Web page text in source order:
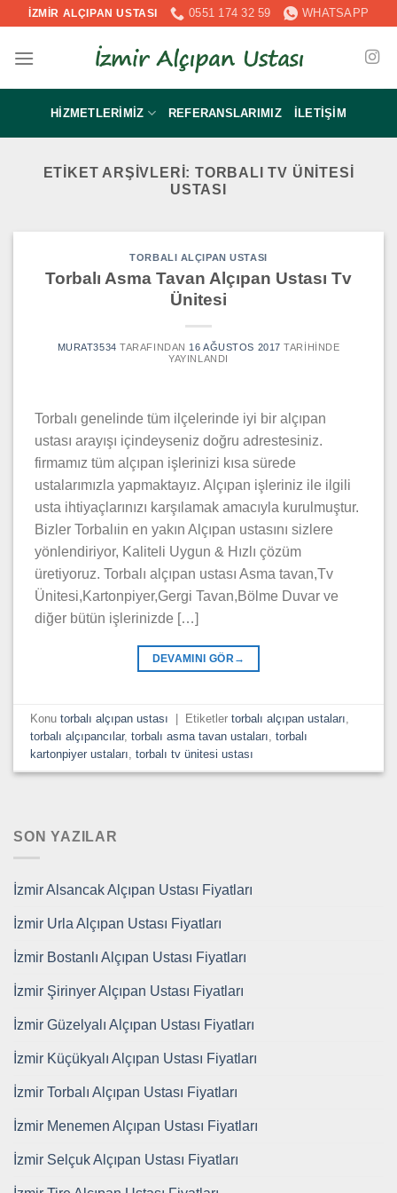
İçeriğeİZMİR ALÇIPAN USTASI 0551 174 32 59 WHATSAPP
HIZMETLERIMIZ REFERANSLARIMIZ İLETIŞIM
ETIKET ARŞIVLERI: TORBALI TV ÜNITESI
USTASI
TORBALI ALÇIPAN USTASI
Torbalı Asma Tavan Alçıpan Ustası Tv
Ünitesi
MURAT3534 TARAFINDAN 16 AĞUSTOS 2017 TARIHINDE
YAYINLANDI
Torbalı genelinde tüm ilçelerinde iyi bir alçıpan
ustası arayışı içindeyseniz doğru adrestesiniz.
firmamız tüm alçıpan işlerinizi kısa sürede
ustalarımızla yapmaktayız. Alçıpan işleriniz ile ilgili
usta ihtiyaçlarınızı karşılamak amacıyla kurulmuştur.
Bizler Torbalıin en yakın Alçıpan ustasını sizlere
yönlendiriyor, Kaliteli Uygun & Hızlı çözüm
üretiyoruz. Torbalı alçıpan ustası Asma tavan,Tv
Ünitesi,Kartonpiyer,Gergi Tavan,Bölme Duvar ve
diğer bütün işlerinizde […]
DEVAMINI GÖR →
Konutorbalı alçıpan ustası Etiketlertorbalı alçıpan ustaları
torbalı alçıpancılar,torbalı asma tavan ustaları ,torbalı
kartonpiyer ustaları ,torbalı tv ünitesi ustası
SON YAZILAR
İzmir Alsancak Alçıpan Ustası Fiyatları
İzmir Urla Alçıpan Ustası Fiyatları
İzmir Bostanlı Alçıpan Ustası Fiyatları
İzmir Şirinyer Alçıpan Ustası Fiyatları
İzmir Güzelyalı Alçıpan Ustası Fiyatları
İzmir Küçükyalı Alçıpan Ustası Fiyatları
İzmir Torbalı Alçıpan Ustası Fiyatları
İzmir Menemen Alçıpan Ustası Fiyatları
İzmir Selçuk Alçıpan Ustası Fiyatları